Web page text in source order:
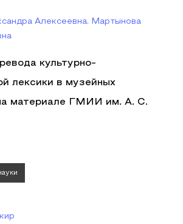
Алексеевна, Мартынова
культурно-
лексики в музейных
материале ГМИИ им. А. С.